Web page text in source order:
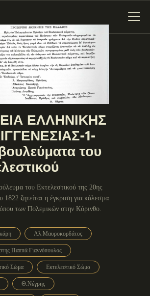
–
ΕΛΛΗΝΙΚΗΣ
1-
του
του Εκτελεστικού της 20ης
1822 ζητείται η έγκριση για κάλεσμα
των Πολεμικών στην Κόρινθο.
Αλ.Μαυροκορδάτος
Παππά Γιαννόπουλος
Σώμα Εκτελεστικό Σώμα
Θ.Νέγρης